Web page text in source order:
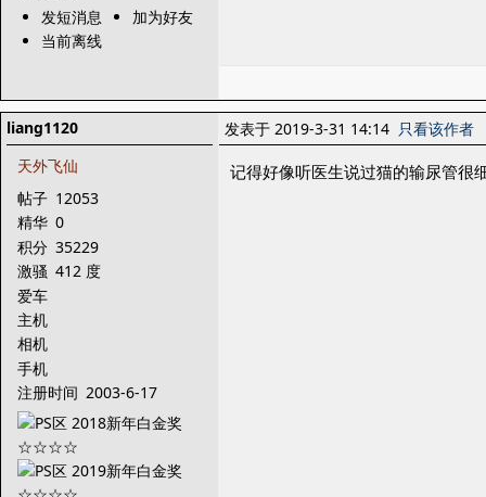
发短消息
加为好友
当前离线
liang1120
天外飞仙
帖子 12053
精华 0
积分 35229
激骚 412 度
爱车
主机
相机
手机
注册时间 2003-6-17
发表于 2019-3-31 14:14 只看该作者
记得好像听医生说过猫的输尿管很